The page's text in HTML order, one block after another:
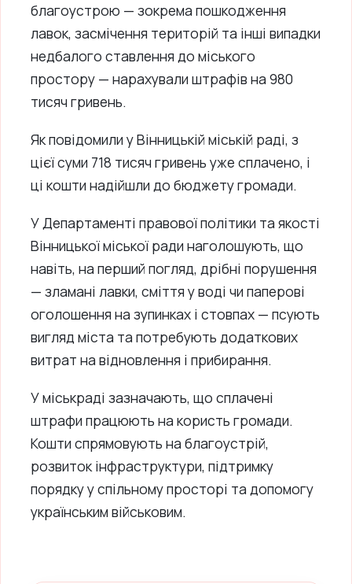
благоустрою — зокрема пошкодження
лавок, засмічення територій та інші випадки
недбалого ставлення до міського
простору — нарахували штрафів на 980
тисяч гривень.
Як повідомили у Вінницькій міській раді, з
цієї суми 718 тисяч гривень уже сплачено, і
ці кошти надійшли до бюджету громади.
У Департаменті правової політики та якості
Вінницької міської ради наголошують, що
навіть, на перший погляд, дрібні порушення
— зламані лавки, сміття у воді чи паперові
оголошення на зупинках і стовпах — псують
вигляд міста та потребують додаткових
витрат на відновлення і прибирання.
У міськраді зазначають, що сплачені
штрафи працюють на користь громади.
Кошти спрямовують на благоустрій,
розвиток інфраструктури, підтримку
порядку у спільному просторі та допомогу
українським військовим.